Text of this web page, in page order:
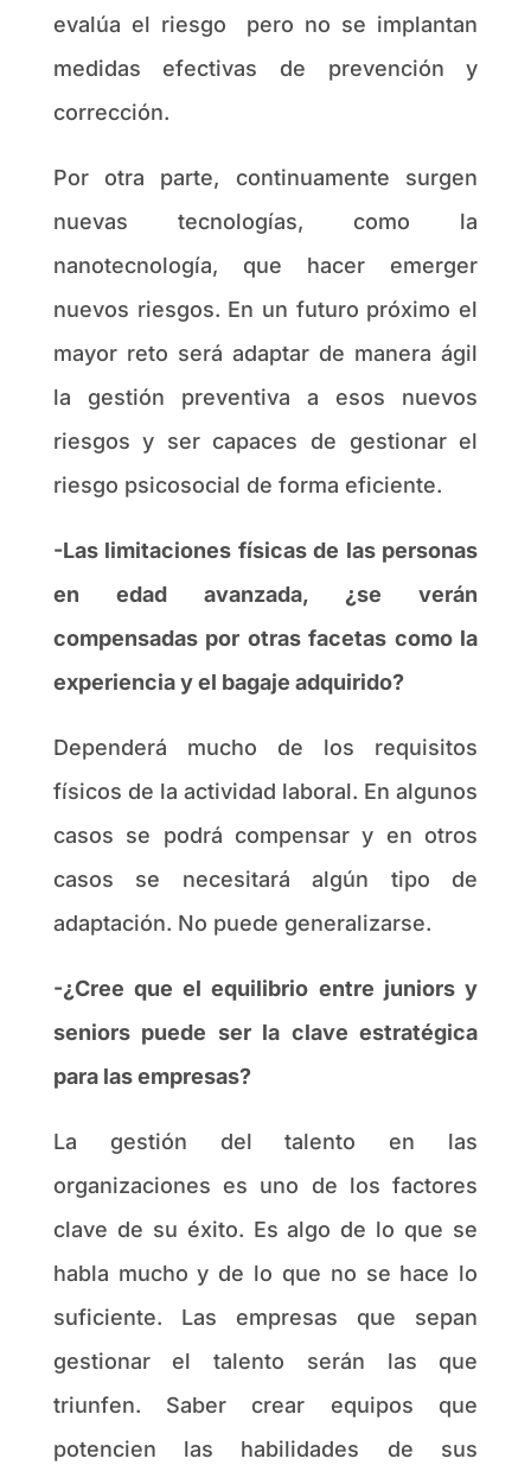
evalúa el riesgo pero no se implantan
medidas efectivas de prevención y
corrección.
Por otra parte, continuamente surgen
nuevas tecnologías, como la
nanotecnología, que hacer emerger
nuevos riesgos. En un futuro próximo el
mayor reto será adaptar de manera ágil
la gestión preventiva a esos nuevos
riesgos y ser capaces de gestionar el
riesgo psicosocial de forma eficiente.
-Las limitaciones físicas de las personas
en edad avanzada, ¿se verán
compensadas por otras facetas como la
experiencia y el bagaje adquirido?
Dependerá mucho de los requisitos
físicos de la actividad laboral. En algunos
casos se podrá compensar y en otros
casos se necesitará algún tipo de
adaptación. No puede generalizarse.
-¿Cree que el equilibrio entre juniors y
seniors puede ser la clave estratégica
para las empresas?
La gestión del talento en las
organizaciones es uno de los factores
clave de su éxito. Es algo de lo que se
habla mucho y de lo que no se hace lo
suficiente. Las empresas que sepan
gestionar el talento serán las que
triunfen. Saber crear equipos que
potencien las habilidades de sus